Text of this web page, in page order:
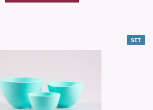
SET